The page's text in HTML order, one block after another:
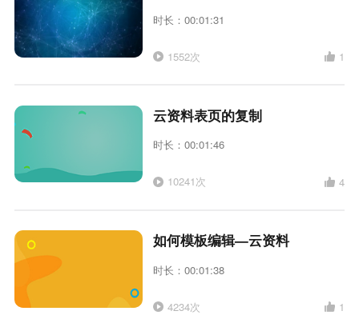
时长：00:01:31
1552次 1
云资料表页的复制
时长：00:01:46
10241次 4
如何模板编辑—云资料
时长：00:01:38
4234次 1